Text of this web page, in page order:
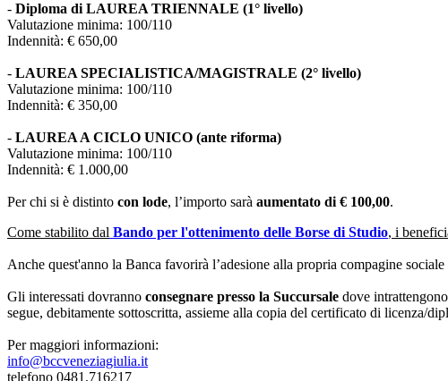
- Diploma di LAUREA TRIENNALE (1° livello)
Valutazione minima: 100/110
Indennità: € 650,00
- LAUREA SPECIALISTICA/MAGISTRALE (2° livello)
Valutazione minima: 100/110
Indennità: € 350,00
- LAUREA A CICLO UNICO (ante riforma)
Valutazione minima: 100/110
Indennità: € 1.000,00
Per chi si è distinto con lode, l’importo sarà aumentato di € 100,00.
Come stabilito dal Bando per l'ottenimento delle Borse di Studio, i
Anche quest'anno la Banca favorirà l’adesione alla propria compagine
Gli interessati dovranno consegnare presso la Succursale dove
segue, debitamente sottoscritta, assieme alla copia del certificato di licenza/
Per maggiori informazioni:
info@bccveneziagiulia.it
telefono 0481.716217